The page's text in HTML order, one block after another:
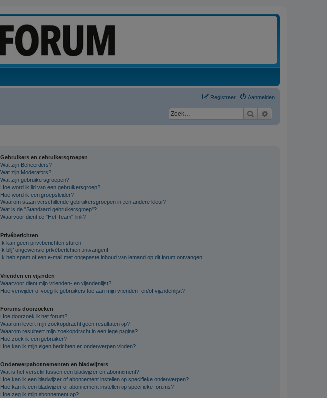
Aanmelden
Registreer
Zoek
Gebruikers en gebruikersgroepen
Wat zijn Beheerders?
Wat zijn Moderators?
Wat zijn gebruikersgroepen?
Hoe word ik lid van een gebruikersgroep?
Hoe word ik een groepsleider?
Waarom staan verschillende gebruikersgroepen in een andere kleur?
Wat is de "Standaard gebruikersgroep"?
Waarvoor dient de "Het Team"-link?
Privéberichten
Ik kan geen privéberichten sturen!
Ik blijf ongewenste privéberichten ontvangen!
Ik heb spam of een e-mail met ongepaste inhoud van iemand op dit forum ontvangen!
Vrienden en vijanden
Waarvoor dient mijn vrienden- en vijandenlijst?
Hoe verwijder of voeg ik gebruikers toe aan mijn vrienden- en/of vijandenlijst?
Forums doorzoeken
Hoe doorzoek ik het forum?
Waarom levert mijn zoekopdracht geen resultaten op?
Waarom resulteert mijn zoekopdracht in een lege pagina?
Hoe zoek ik een gebruiker?
Hoe kan ik mijn eigen berichten en onderwerpen vinden?
Onderwerpabonnementen en bladwijzers
Wat is het verschil tussen een bladwijzer en abonnement?
Hoe kan ik een bladwijzer of abonnement instellen op specifieke onderwerpen?
Hoe kan ik een bladwijzer of abonnement instellen op specifieke forums?
Hoe zeg ik mijn abonnement op?